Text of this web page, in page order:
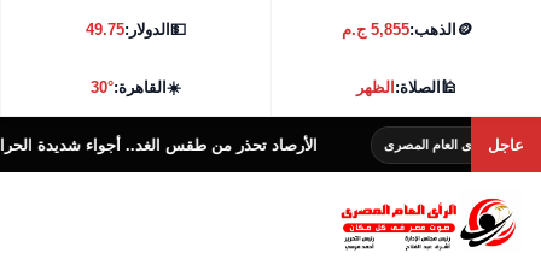
🪙 الذهب:5,855 ج.م 💵الدولار:49.75
🕌الصلاة:الظهر ☀️القاهرة:30°
عاجل
العام المصرى الأرصاد تحذر من طقس الغد.. أجواء شديدة الحرارة و38 درجة بالقاهرة